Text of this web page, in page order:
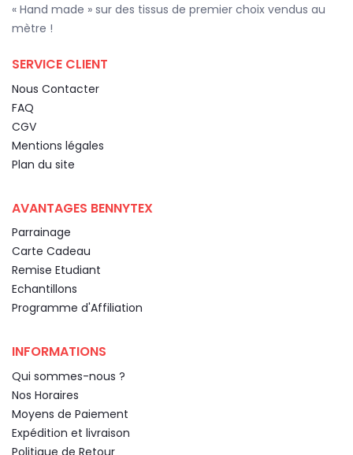
« Hand made » sur des tissus de premier choix vendus au
mètre !
SERVICE CLIENT
Nous Contacter
FAQ
CGV
Mentions légales
Plan du site
AVANTAGES BENNYTEX
Parrainage
Carte Cadeau
Remise Etudiant
Echantillons
Programme d'Affiliation
INFORMATIONS
Qui sommes-nous ?
Nos Horaires
Moyens de Paiement
Expédition et livraison
Politique de Retour